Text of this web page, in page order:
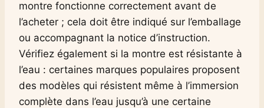
montre fonctionne correctement avant de
l’acheter ; cela doit être indiqué sur l’emballage
ou accompagnant la notice d’instruction.
Vérifiez également si la montre est résistante à
l’eau : certaines marques populaires proposent
des modèles qui résistent même à l’immersion
complète dans l’eau jusqu’à une certaine